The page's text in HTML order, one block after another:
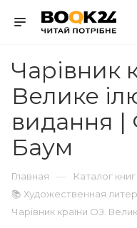
Чарівник
Велике
видання
Баум
Главная — Каталог книг
📚 Художественная
Чарівник країни ОЗ.